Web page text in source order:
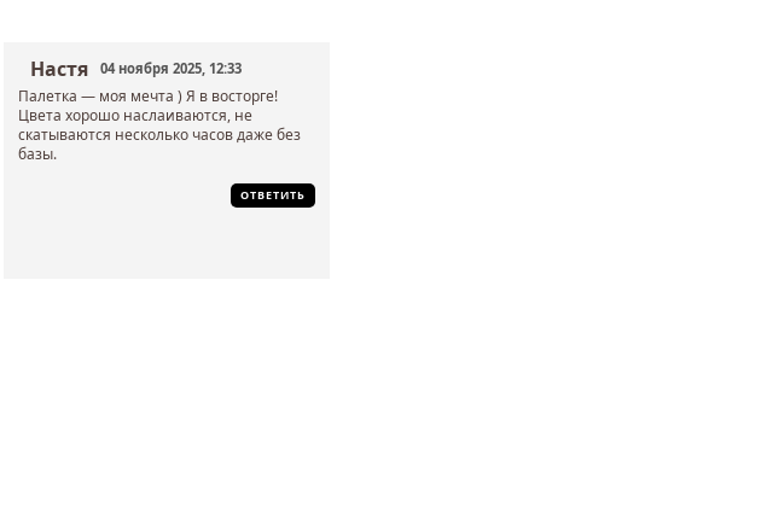
Настя 04 ноября 2025, 12:33
Палетка — моя мечта ) Я в восторге!
Цвета хорошо наслаиваются, не
скатываются несколько часов даже без
базы.
ОТВЕТИТЬ